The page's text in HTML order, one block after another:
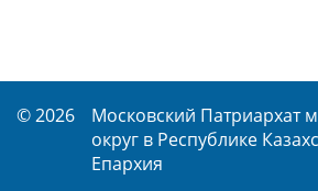
© 2026
Московский Патриархат
округ в Республике
Епархия